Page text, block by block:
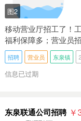
图2
移动营业厅招工了！
福利保障多；营业员
招聘 营业员 东泉镇
信息已过期
东泉联通公司招聘